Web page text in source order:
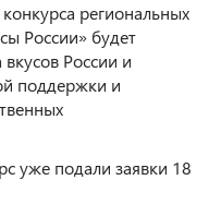
региональных
России» будет
России и
поддержки и
уже подали заявки 18